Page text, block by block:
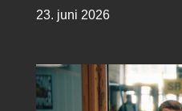
23. juni 2026